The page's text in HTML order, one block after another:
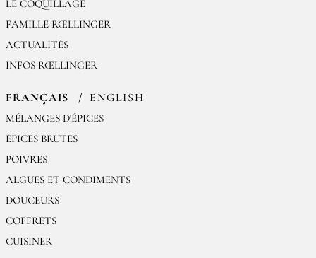
LE COQUILLAGE
FAMILLE RŒLLINGER
ACTUALITÉS
INFOS RŒLLINGER
FRANÇAIS ENGLISH
MÉLANGES D'ÉPICES
ÉPICES BRUTES
POIVRES
ALGUES ET CONDIMENTS
DOUCEURS
COFFRETS
CUISINER